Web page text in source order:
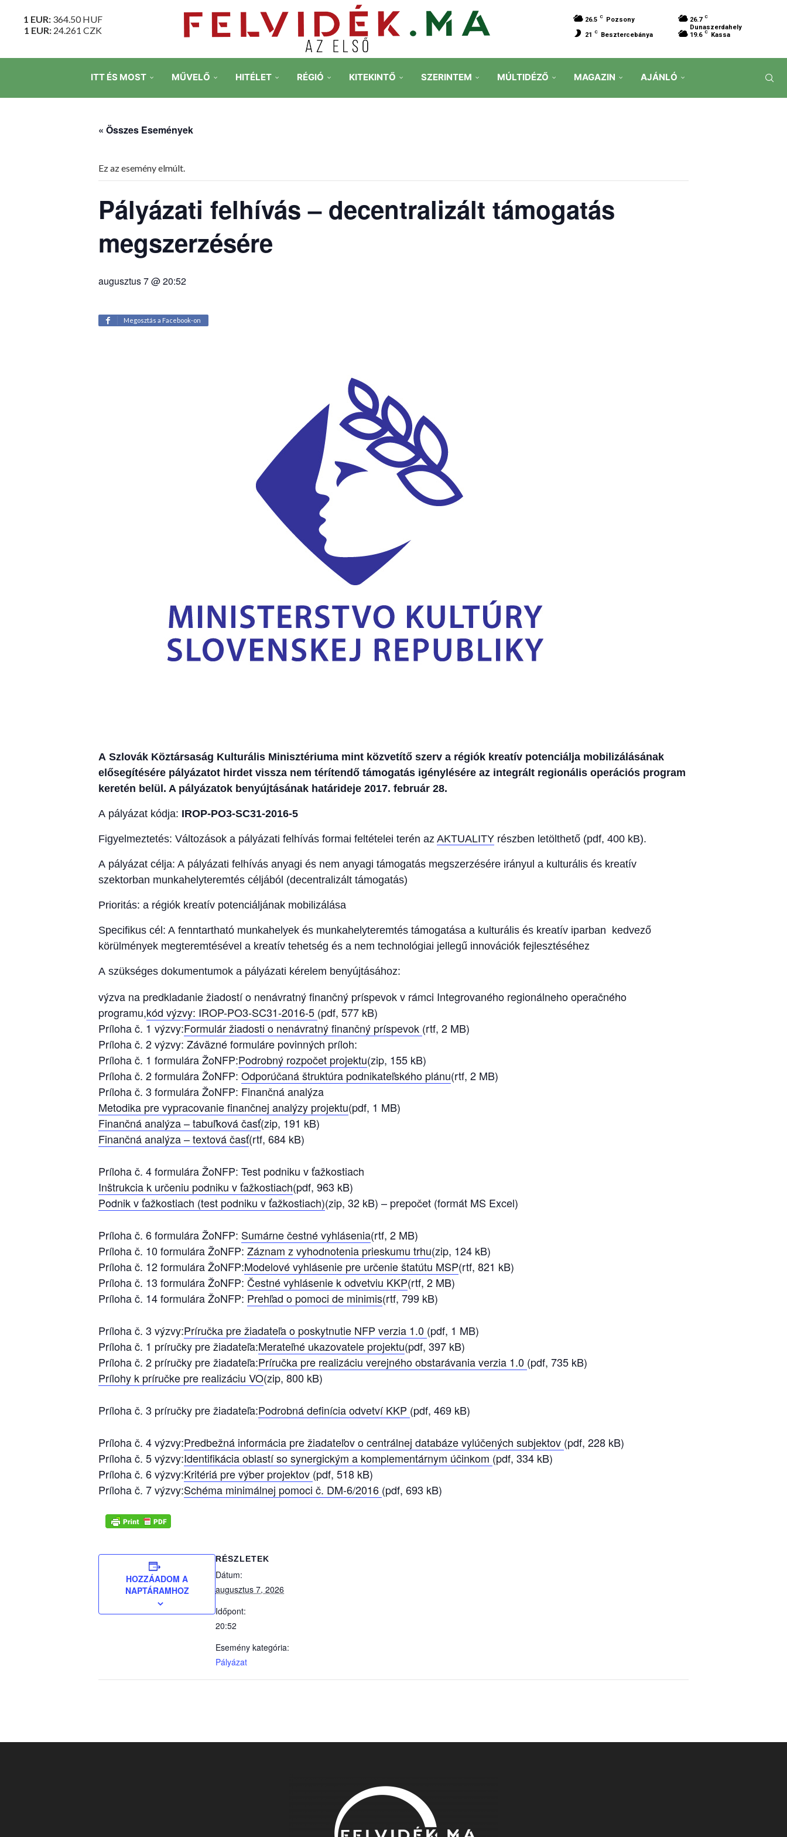
1 EUR: 364.50HUF
1 EUR: 24.261 CZK
26.5 C Pozsony 26.7 C
Dunaszerdahely
21 C Besztercebánya 19.6 C Kassa
ITT ÉS MOST MŰVELŐ HITÉLET RÉGIÓ KITEKINTŐ SZERINTEM MÚLTIDÉZŐ MAGAZIN AJÁNLÓ
« Összes Események
Ez az esemény elmúlt.
Pályázati felhívás – decentralizált támogatás
megszerzésére
augusztus 7 @ 20:52
Megosztás a Facebook-on
A Szlovák Köztársaság Kulturális Minisztériuma mint közvetítő szerv a régiók kreatív potenciálja mobilizálásának
elősegítésére pályázatot hirdet vissza nem térítendő támogatás igénylésére az integrált regionális operációs program
keretén belül. A pályázatok benyújtásának határideje 2017. február 28.
A pályázat kódja: IROP-PO3-SC31-2016-5
Figyelmeztetés: Változások a pályázati felhívás formai feltételei terén az AKTUALITY részben letölthető (pdf, 400 kB).
A pályázat célja: A pályázati felhívás anyagi és nem anyagi támogatás megszerzésére irányul a kulturális és kreatív
szektorban munkahelyteremtés céljából (decentralizált támogatás)
Prioritás: a régiók kreatív potenciáljának mobilizálása
Specifikus cél: A fenntartható munkahelyek és munkahelyteremtés támogatása a kulturális és kreatív iparban kedvező
körülmények megteremtésével a kreatív tehetség és a nem technológiai jellegű innovációk fejlesztéséhez
A szükséges dokumentumok a pályázati kérelem benyújtásához:
výzva na predkladanie žiadostí o nenávratný finančný príspevok v rámci Integrovaného regionálneho operačného
programu,kód výzvy: IROP-PO3-SC31-2016-5 (pdf, 577 kB)
Príloha č. 1 výzvy:Formulár žiadosti o nenávratný finančný príspevok (rtf, 2 MB)
Príloha č. 2 výzvy: Záväzné formuláre povinných príloh:
Príloha č. 1 formulára ŽoNFP:Podrobný rozpočet projektu(zip, 155 kB)
Príloha č. 2 formulára ŽoNFP: Odporúčaná štruktúra podnikateľského plánu(rtf, 2 MB)
Príloha č. 3 formulára ŽoNFP: Finančná analýza
Metodika pre vypracovanie finančnej analýzy projektu(pdf, 1 MB)
Finančná analýza – tabuľková časť(zip, 191 kB)
Finančná analýza – textová časť(rtf, 684 kB)
Príloha č. 4 formulára ŽoNFP: Test podniku v ťažkostiach
Inštrukcia k určeniu podniku v ťažkostiach(pdf, 963 kB)
Podnik v ťažkostiach (test podniku v ťažkostiach)(zip, 32 kB) – prepočet (formát MS Excel)
Príloha č. 6 formulára ŽoNFP: Sumárne čestné vyhlásenia(rtf, 2 MB)
Príloha č. 10 formulára ŽoNFP: Záznam z vyhodnotenia prieskumu trhu(zip, 124 kB)
Príloha č. 12 formulára ŽoNFP:Modelové vyhlásenie pre určenie štatútu MSP(rtf, 821 kB)
Príloha č. 13 formulára ŽoNFP: Čestné vyhlásenie k odvetviu KKP(rtf, 2 MB)
Príloha č. 14 formulára ŽoNFP: Prehľad o pomoci de minimis(rtf, 799 kB)
Príloha č. 3 výzvy:Príručka pre žiadateľa o poskytnutie NFP verzia 1.0 (pdf, 1 MB)
Príloha č. 1 príručky pre žiadateľa:Merateľné ukazovatele projektu(pdf, 397 kB)
Príloha č. 2 príručky pre žiadateľa:Príručka pre realizáciu verejného obstarávania verzia 1.0 (pdf, 735 kB)
Prílohy k príručke pre realizáciu VO(zip, 800 kB)
Príloha č. 3 príručky pre žiadateľa:Podrobná definícia odvetví KKP (pdf, 469 kB)
Príloha č. 4 výzvy:Predbežná informácia pre žiadateľov o centrálnej databáze vylúčených subjektov (pdf, 228 kB)
Príloha č. 5 výzvy:Identifikácia oblastí so synergickým a komplementárnym účinkom (pdf, 334 kB)
Príloha č. 6 výzvy:Kritériá pre výber projektov (pdf, 518 kB)
Príloha č. 7 výzvy:Schéma minimálnej pomoci č. DM-6/2016 (pdf, 693 kB)
HOZZÁADOM A
NAPTÁRAMHOZ
RÉSZLETEK
Dátum:
augusztus 7, 2026
Időpont:
20:52
Esemény kategória:
Pályázat